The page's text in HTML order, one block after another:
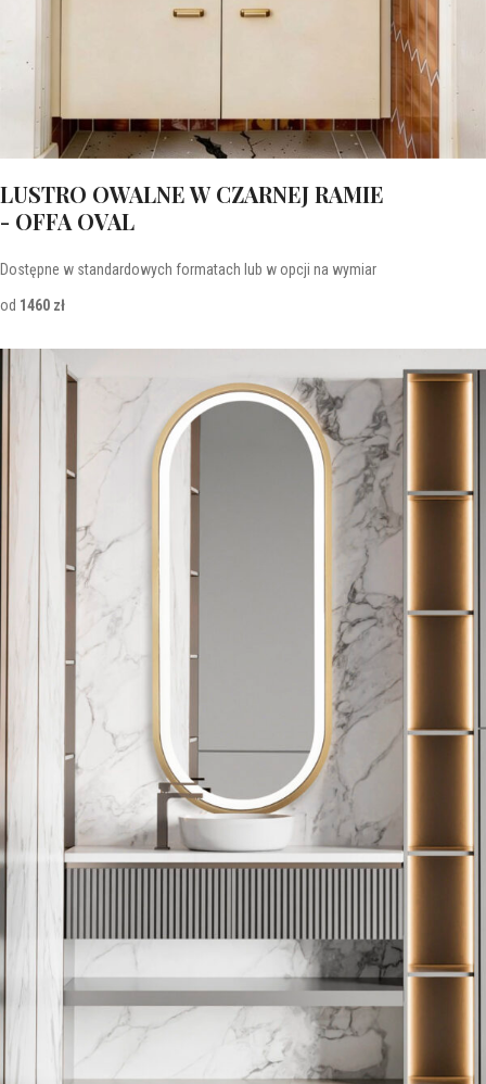
LUSTRO OWALNE W CZARNEJ RAMIE
- OFFA OVAL
Dostępne w standardowych formatach lub w opcji na wymiar
od 1460 zł